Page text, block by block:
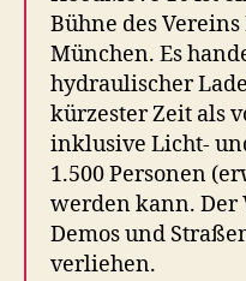
Bühne des
München. Es
hydraulischer
kürzester Zeit als
inklusive Licht-
1.500 Personen
werden kann. Der
Demos und
verliehen.